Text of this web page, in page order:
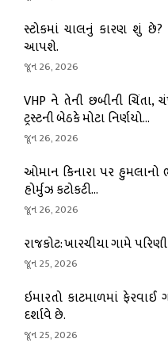
સ્ટોકમાં ચાલનું કારણ શું
આપશે.
જૂન 26, 2026
VHP ને તેની છબીની ચિંતા,
ટ્રસ્ટની બેઠકે મોટા નિર્ણયો...
જૂન 26, 2026
ઓમાન કિનારા પર
હોર્મુઝ કટોકટી...
જૂન 26, 2026
રાજકોટ: ખારચીયા ગામે
જૂન 25, 2026
ઇમારતો કાટમાળમાં
દર્શાવે છે.
જૂન 25, 2026